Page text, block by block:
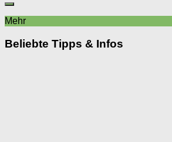
Mehr
Beliebte Tipps & Infos